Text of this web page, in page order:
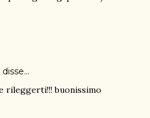
disse…
rileggerti!!! buonissimo